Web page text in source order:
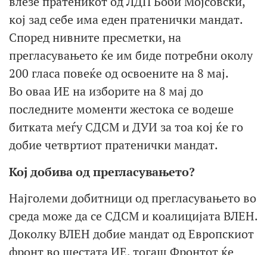
кој зад себе има еден пратенички мандат.
Според нивните пресметки, на
прегласувањето ќе им биде потребни околу
200 гласа повеќе од освоените на 8 мај.
Во оваа ИЕ на изборите на 8 мај до
последните моменти жестока се водеше
битката меѓу СДСМ и ДУИ за тоа кој ќе го
добие четвртиот пратенички мандат.
Кој добива од прегласувањето?
Најголеми добитници од прегласувањето во
среда може да се СДСМ и коалицијата ВЛЕН.
Доколку ВЛЕН добие мандат од Европскиот
фронт во шестата ИЕ, тогаш Фронтот ќе